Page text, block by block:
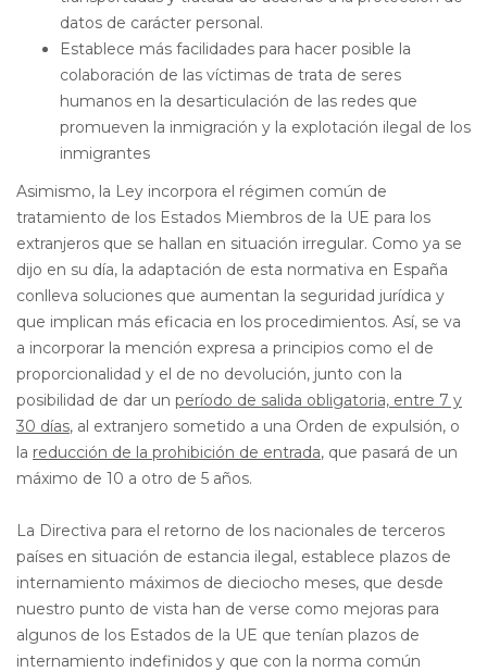
datos de carácter personal.
Establece más facilidades para hacer posible la
colaboración de las víctimas de trata de seres
humanos en la desarticulación de las redes que
promueven la inmigración y la explotación ilegal de los
inmigrantes
Asimismo, la Ley incorpora el régimen común de
tratamiento de los Estados Miembros de la UE para los
extranjeros que se hallan en situación irregular. Como ya se
dijo en su día, la adaptación de esta normativa en España
conlleva soluciones que aumentan la seguridad jurídica y
que implican más eficacia en los procedimientos. Así, se va
a incorporar la mención expresa a principios como el de
proporcionalidad y el de no devolución, junto con la
posibilidad de dar un período de salida obligatoria, entre 7 y
30 días, al extranjero sometido a una Orden de expulsión, o
la reducción de la prohibición de entrada, que pasará de un
máximo de 10 a otro de 5 años.
La Directiva para el retorno de los nacionales de terceros
países en situación de estancia ilegal, establece plazos de
internamiento máximos de dieciocho meses, que desde
nuestro punto de vista han de verse como mejoras para
algunos de los Estados de la UE que tenían plazos de
internamiento indefinidos y que con la norma común